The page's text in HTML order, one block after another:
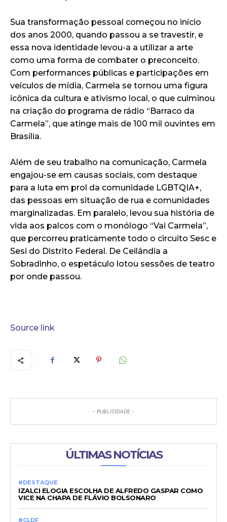
Sua transformação pessoal começou no início
dos anos 2000, quando passou a se travestir, e
essa nova identidade levou-a a utilizar a arte
como uma forma de combater o preconceito.
Com performances públicas e participações em
veículos de mídia, Carmela se tornou uma figura
icônica da cultura e ativismo local, o que culminou
na criação do programa de rádio “Barraco da
Carmela”, que atinge mais de 100 mil ouvintes em
Brasília.
Além de seu trabalho na comunicação, Carmela
engajou-se em causas sociais, com destaque
para a luta em prol da comunidade LGBTQIA+,
das pessoas em situação de rua e comunidades
marginalizadas. Em paralelo, levou sua história de
vida aos palcos com o monólogo “Vai Carmela”,
que percorreu praticamente todo o circuito Sesc e
Sesi do Distrito Federal. De Ceilândia a
Sobradinho, o espetáculo lotou sessões de teatro
por onde passou.
Source link
- PUBLICIDADE -
ÚLTIMAS NOTÍCIAS
#DESTAQUE
IZALCI ELOGIA ESCOLHA DE ALFREDO GASPAR COMO
VICE NA CHAPA DE FLÁVIO BOLSONARO
#CLDF